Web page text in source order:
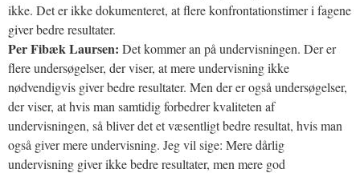
ikke. Det er ikke dokumenteret, at flere konfrontationstimer i fagene
giver bedre resultater.
Per Fibæk Laursen: Det kommer an på undervisningen. Der er
flere undersøgelser, der viser, at mere undervisning ikke
nødvendigvis giver bedre resultater. Men der er også undersøgelser,
der viser, at hvis man samtidig forbedrer kvaliteten af
undervisningen, så bliver det et væsentligt bedre resultat, hvis man
også giver mere undervisning. Jeg vil sige: Mere dårlig
undervisning giver ikke bedre resultater, men mere god